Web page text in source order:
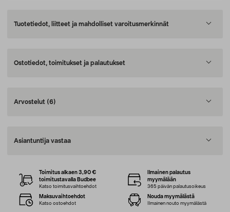
Tuotetiedot, liitteet ja mahdolliset varoitusmerkinnät
Ostotiedot, toimitukset ja palautukset
Arvostelut (6)
Asiantuntija vastaa
Toimitus alkaen 3,90 €
toimitustavalla Budbee
Katso toimitusvaihtoehdot
Ilmainen palautus
myymälään
365 päivän palautusoikeus
Maksuvaihtoehdot
Katso ostoehdot
Nouda myymälästä
Ilmainen nouto myymälästä